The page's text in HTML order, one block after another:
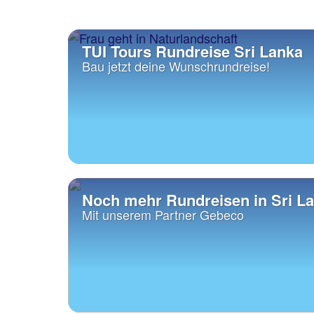
TUI Tours Rundreise Sri Lanka
Bau jetzt deine Wunschrundreise!
Noch mehr Rundreisen in Sri
Mit unserem Partner Gebeco